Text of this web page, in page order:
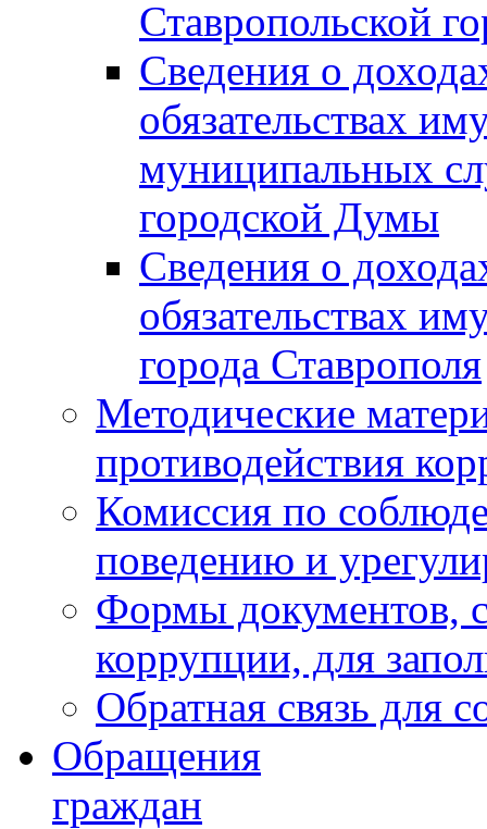
Ставропольской
Сведения о
обязательствах
муниципальных
городской Думы
Сведения о
обязательствах
города Ставрополя
Методические
противодействия
Комиссия по
поведению и
Формы документов,
коррупции, для
Обратная связь для
Обращения
граждан